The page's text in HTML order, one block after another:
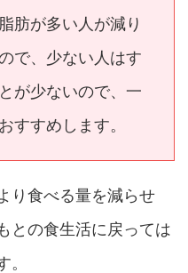
肪が多い人が減り
で、少ない人はす
が少ないので、一
すすめします。
り食べる量を減らせ
との食生活に戻っては